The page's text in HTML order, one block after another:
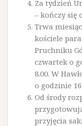
Za tydzień
– kończy się
Trwa
kościele
Pruchniku
czwartek o
8.00. W
o godzinie
Od środy
przyjęcia